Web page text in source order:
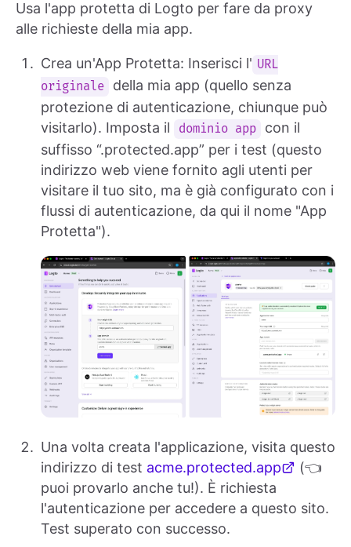
Usa l'app protetta di Logto per fare da proxy
alle richieste della mia app.
Crea un'App Protetta: Inserisci l' URL
originale
della mia app (quello senza
protezione di autenticazione, chiunque può
visitarlo). Imposta il
dominio app
con il
suffisso “.protected.app” per i test (questo
indirizzo web viene fornito agli utenti per
visitare il tuo sito, ma è già configurato con i
flussi di autenticazione, da qui il nome "App
Protetta").
Una volta creata l'applicazione, visita questo
indirizzo di test acme.protected.app
(👈
puoi provarlo anche tu!). È richiesta
l'autenticazione per accedere a questo sito.
Test superato con successo.